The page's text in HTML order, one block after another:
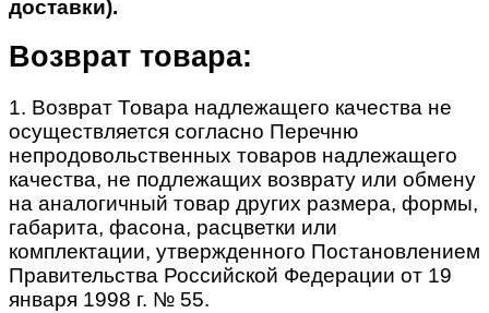
доставки).
Возврат товара:
1. Возврат Товара надлежащего качества не
осуществляется согласно Перечню
непродовольственных товаров надлежащего
качества, не подлежащих возврату или обмену
на аналогичный товар других размера, формы,
габарита, фасона, расцветки или
комплектации, утвержденного Постановлением
Правительства Российской Федерации от 19
января 1998 г. № 55.